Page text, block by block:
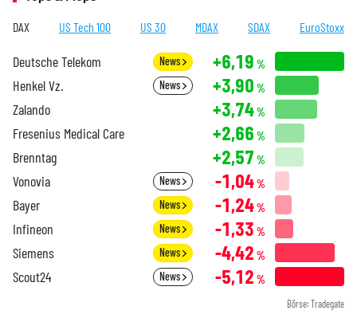
DAX US Tech 100 US 30 MDAX SDAX EuroStoxx
Deutsche Telekom News +6,19 %
Henkel Vz. News +3,90 %
Zalando +3,74%
Fresenius Medical Care +2,66 %
Brenntag +2,57 %
Vonovia News -1,04%
Bayer News -1,24%
Infineon News -1,33 %
Siemens News -4,42 %
Scout24 News -5,12 %
Börse: Tradegate